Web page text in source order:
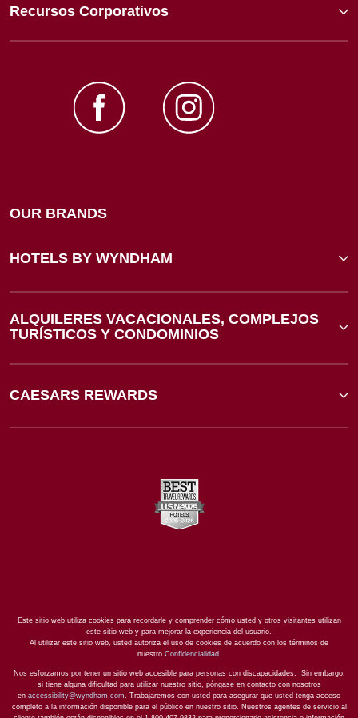
Recursos Corporativos
OUR BRANDS
HOTELS BY WYNDHAM
ALQUILERES VACACIONALES, COMPLEJOS
TURÍSTICOS Y CONDOMINIOS
CAESARS REWARDS
Este sitio web utiliza cookies para recordarle y comprender cómo usted y otros visitantes utilizan
este sitio web y para mejorar la experiencia del usuario.
Al utilizar este sitio web, usted autoriza el uso de cookies de acuerdo con los términos de
nuestro Confidencialidad.
Nos esforzamos por tener un sitio web accesible para personas con discapacidades. Sin embargo,
si tiene alguna dificultad para utilizar nuestro sitio, póngase en contacto con nosotros
en accessibility@wyndham.com. Trabajaremos con usted para asegurar que usted tenga acceso
completo a la información disponible para el público en nuestro sitio. Nuestros agentes de servicio al